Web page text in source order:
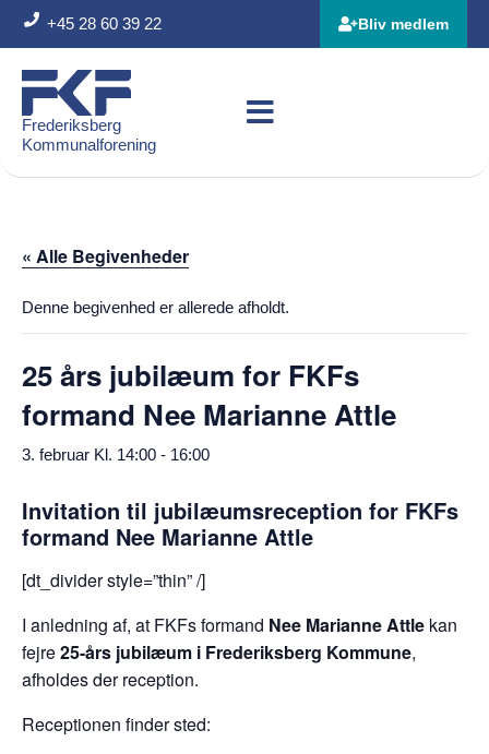
+45 28 60 39 22 Bliv medlem
Frederiksberg
Kommunalforening
« Alle Begivenheder
Denne begivenhed er allerede afholdt.
25 års jubilæum for FKFs
formand Nee Marianne Attle
3. februar Kl. 14:00 - 16:00
Invitation til jubilæumsreception for FKFs
formand Nee Marianne Attle
[dt_divider style=”thin” /]
I anledning af, at FKFs formand Nee Marianne Attle kan
fejre25-års jubilæum i Frederiksberg Kommune,
afholdes der reception.
Receptionen finder sted: